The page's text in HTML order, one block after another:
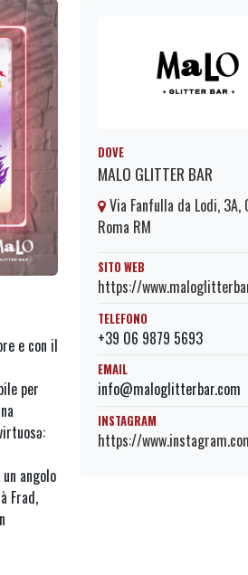
e con il
per
angolo
Frad,
DOVE
MALO GLITTER BAR
Via Fanfulla da Lodi, 3A,
Roma RM
SITO WEB
https://
TELEFONO
+39 06 9879 5693
EMAIL
info@maloglitterbar.com
INSTAGRAM
https://